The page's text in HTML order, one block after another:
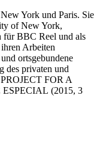
York und Paris. Sie
of New York,
fürBBC Reel und als
Arbeiten
ortsgebundene
des privaten und
PROJECT FOR A
ESPECIAL (2015, 3